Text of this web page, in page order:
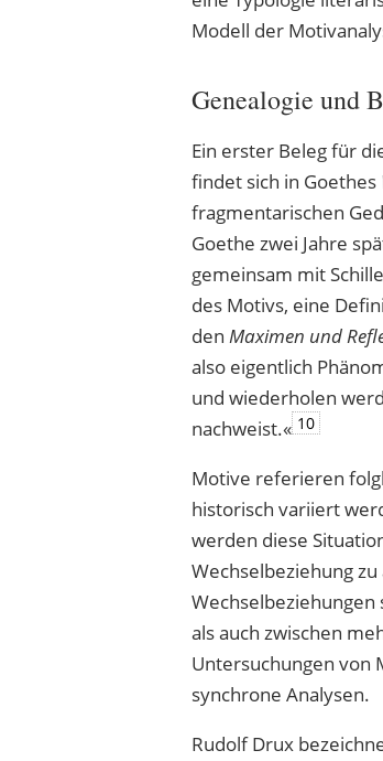
Modell der
Genealogie und
Ein erster Beleg für
findet sich in Goethes
fragmentarischen
Goethe zwei Jahre
gemeinsam mit
des Motivs, eine
den Maximen und
also eigentlich
und wiederholen
nachweist.« 10
Motive referieren
histo­risch variiert
werden diese
Wechselbeziehung
als auch zwischen
Untersuchungen von
synchrone Analysen.
Rudolf Drux